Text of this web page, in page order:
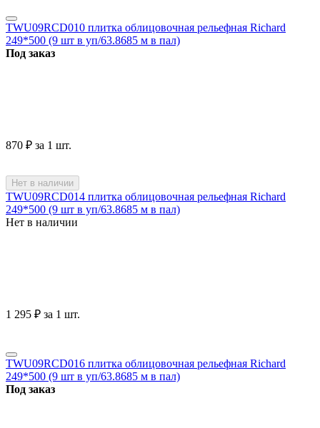
TWU09RCD010 плитка облицовочная рельефная Richard
249*500 (9 шт в уп/63.8685 м в пал)
Под заказ
‍870‍ ₽ за 1 шт.
Нет в наличии
TWU09RCD014 плитка облицовочная рельефная Richard
249*500 (9 шт в уп/63.8685 м в пал)
Нет в наличии
1 295 ₽ за 1 шт.
TWU09RCD016 плитка облицовочная рельефная Richard
249*500 (9 шт в уп/63.8685 м в пал)
Под заказ